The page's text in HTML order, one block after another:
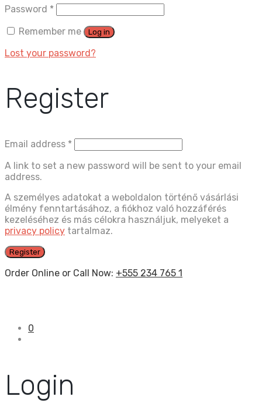
Password *
Remember me
Log in
Lost your password?
Register
Email address *
A link to set a new password will be sent to your email
address.
A személyes adatokat a weboldalon történő vásárlási
élmény fenntartásához, a fiókhoz való hozzáférés
kezeléséhez és más célokra használjuk, melyeket a
privacy policy tartalmaz.
Register
Order Online or Call Now: +555 234 765 1
0
Login